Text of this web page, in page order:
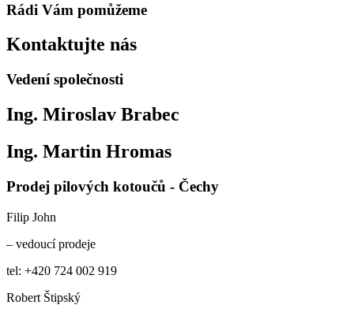
Rádi Vám pomůžeme
Kontaktujte nás
Vedení společnosti
Ing. Miroslav Brabec
Ing. Martin Hromas​
Prodej pilových kotoučů - Čechy
Filip John
– vedoucí prodeje
tel: +420 724 002 919
Robert Štipský